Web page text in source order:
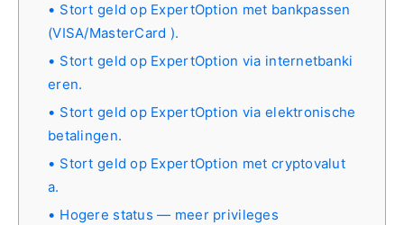
Stort geld op ExpertOption met bankpassen
(VISA/MasterCard ).
Stort geld op ExpertOption via internetbanki
eren.
Stort geld op ExpertOption via elektronische
betalingen.
Stort geld op ExpertOption met cryptovalut
a.
Hogere status — meer privileges